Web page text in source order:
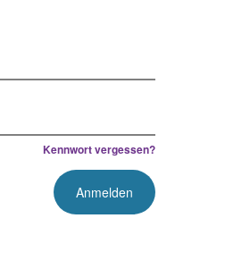
Kennwort vergessen?